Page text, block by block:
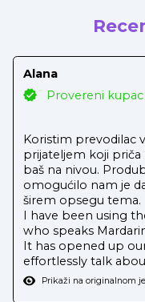
Alana
Provereni kupac
Koristim prevodilac
prijateljem koji priča
baš na nivou.
omogućilo nam je
širem opsegu tema.
I have been using
who speaks
It has opened up
effortlessly talk
Prikaži na originalnom